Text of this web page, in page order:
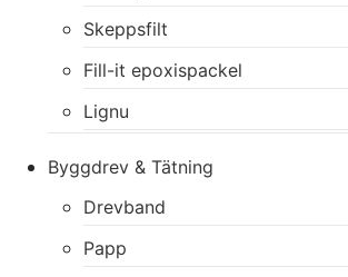
Skeppsfilt
Fill-it epoxispackel
Lignu
Byggdrev & Tätning
Drevband
Papp